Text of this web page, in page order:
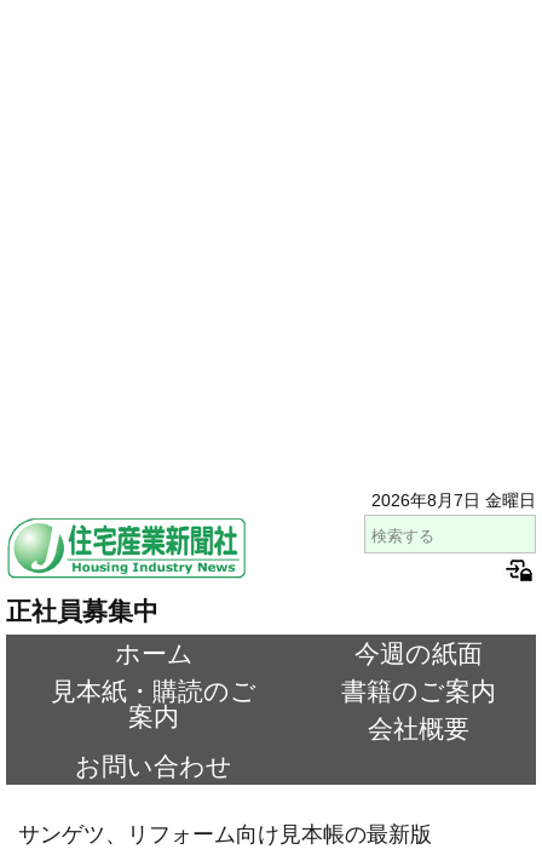
2026年8月7日 金曜日
正社員募集中
ホーム
今週の紙面
見本紙・購読のご
案内
書籍のご案内
会社概要
お問い合わせ
サンゲツ、リフォーム向け見本帳の最新版